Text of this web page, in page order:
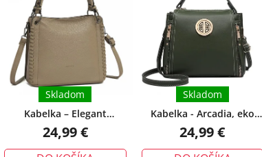
Kabelka – Elegant
crossbody, textúrovaná s
tkanými detailmi, khaki
Skladom
24,99 €
5,0
z
hviezdičiek.
Kabelka - Arcadia, eko
kožená s doplnkami, zelená
Skladom
24,99 €